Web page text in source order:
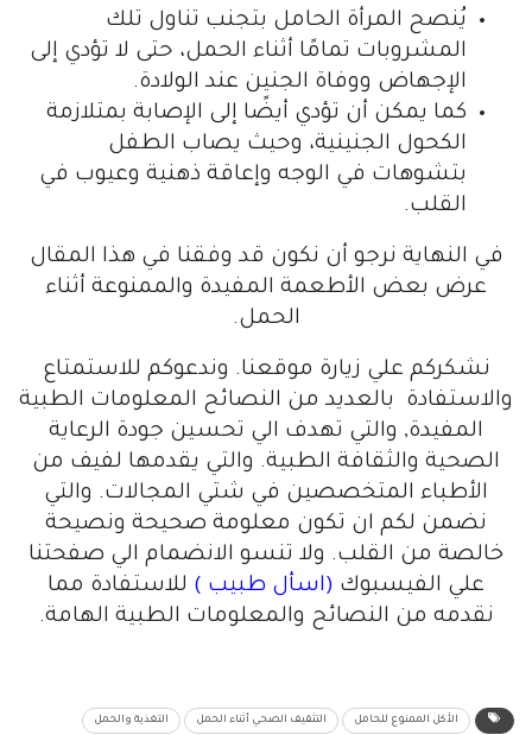
يُنصح المرأة الحامل بتجنب تناول تلك
المشروبات تمامًا أثناء الحمل، حتى لا تؤدي إلى
الإجهاض ووفاة الجنين عند الولادة.
كما يمكن أن تؤدي أيضًا إلى الإصابة بمتلازمة
الكحول الجنينية، وحيث يصاب الطفل
بتشوهات في الوجه وإعاقة ذهنية وعيوب في
القلب.
في النهاية نرجو أن نكون قد وفقنا في هذا المقال
عرض بعض الأطعمة المفيدة والممنوعة أثناء
الحمل.
نشكركم علي زيارة موقعنا. وندعوكم للاستمتاع
والاستفادة بالعديد من النصائح المعلومات الطبية
المفيدة, والتي تهدف الي تحسين جودة الرعاية
الصحية والثقافة الطبية. والتي يقدمها لفيف من
الأطباء المتخصصين في شتي المجالات. والتي
نضمن لكم ان تكون معلومة صحيحة ونصيحة
خالصة من القلب. ولا تنسو الانضمام الي صفحتنا
علي الفيسبوك (اسأل طبيب ) للاستفادة مما
نقدمه من النصائح والمعلومات الطبية الهامة.
الأكل الممنوع للحامل التثقيف الصحي أثناء الحمل التغذية والحمل